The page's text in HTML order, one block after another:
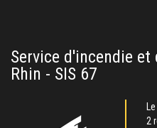
Service d'incendie
Rhin - SIS 67
2